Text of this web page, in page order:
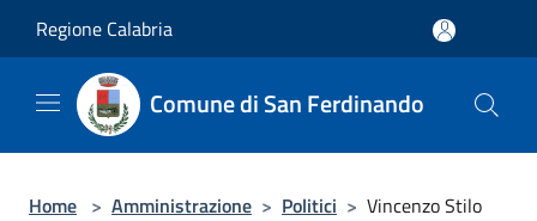
Regione Calabria
Comune di San Ferdinando
Home > Amministrazione > Politici > Vincenzo Stilo